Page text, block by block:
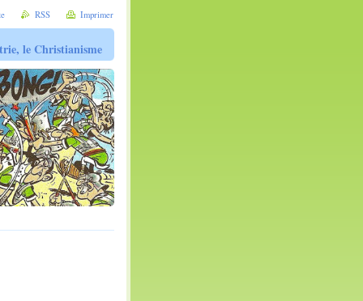
le Christianisme
RSS Imprimer